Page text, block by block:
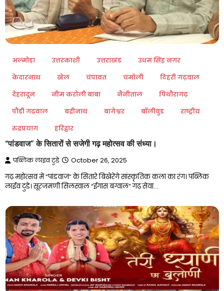
अल्मोड़ा उत्तरकाशी उत्तराखंड
उधम सिंह नगर
केदारनाथ
खेल चंपावत चमोली
टिहरी गढ़वाल
देहरादून
नीम करोली बाबा नैनीताल
पिथौरागढ़
पौड़ी गढ़वाल
बद्रीनाथ बागेश्वर बॉलीवुड
राष्ट्रीय
रुद्रप्रयाग
हरिद्वार
“पांडवाज” के सितारों से सजेगी गढ़ महोत्सव की संध्या।
पब्लिक लाइव टुडे October 26, 2025
गढ़ महोत्सव में “पांडवाज” के सितारे बिखेरेंगे सांस्कृतिक कला का रंग। पब्लिक
लाईव टुडे। सूरजमणी सिलस्वाल “ईगास बग्वाल” गढ़ सेवा…